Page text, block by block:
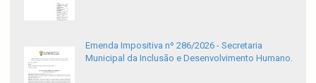
Emenda Impositiva nº 286/2026 - Secretaria
Municipal da Inclusão e Desenvolvimento Humano.